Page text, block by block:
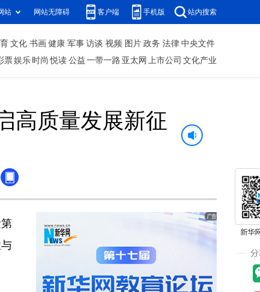
站 网站无障碍 客户端 手机版 站内搜索
文化 书画 健康 军事 访谈 视频 图片 政务 法律 中央文件
票娱乐 时尚 悦读 公益 一带一路 亚太网 上市公司 文化产业
高质量发展新征